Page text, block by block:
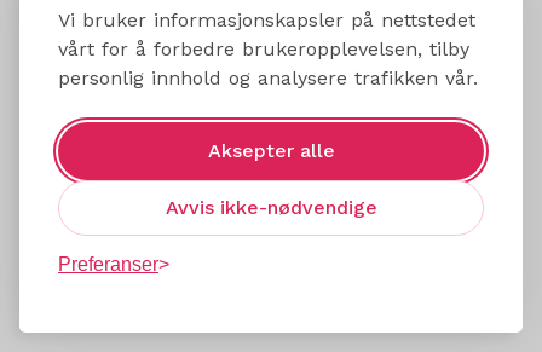
Vi bruker informasjonskapsler på nettstedet
vårt for å forbedre brukeropplevelsen, tilby
personlig innhold og analysere trafikken vår.
Aksepter alle
Avvis ikke-nødvendige
Preferanser